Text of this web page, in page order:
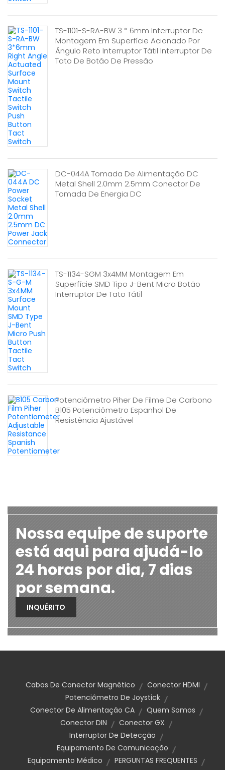
TS-1101-S-RA-BW 3 * 6mm Interruptor De
Montagem Em Superfície Acionado Por
Ângulo Reto Interruptor Tátil Interruptor De
Tato De Botão De Pressão
DC-044A Tomada De Alimentação DC
Metal Shell 2.0mm 2.5mm Conector De
Tomada De Energia DC
TS-1134-SGM 3x4MM Montagem Em
Superfície SMD Tipo J-Bent Micro Botão
Interruptor De Tato Tátil
Potenciômetro Piher De Filme De Carbono
B105 Potenciômetro Espanhol De
Resistência Ajustável
Nossa equipe de suporte
está aqui para ajudá-lo
24 horas por dia, 7 dias
por semana.
INQUÉRITO
Cabos De Conector Magnético
Conector HDMI
Potenciômetro De Joystick
Conector De Alimentação CA
Quem Somos
Conector DIN
Conector GX
Interruptor De Detecção
Equipamento De Comunicação
Equipamento Médico
PERGUNTAS FREQUENTES